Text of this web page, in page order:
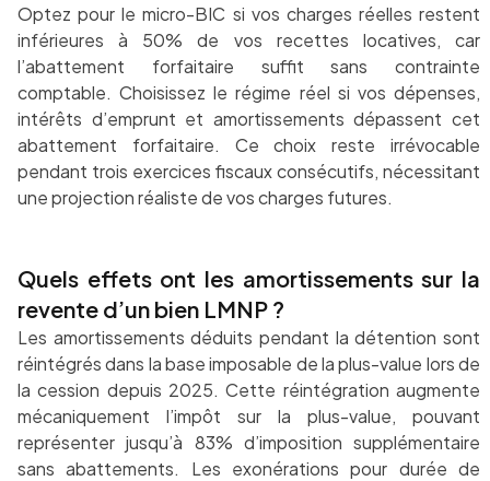
Optez pour le micro-BIC si vos charges réelles restent
inférieures à 50% de vos recettes locatives, car
l’abattement forfaitaire suffit sans contrainte
comptable. Choisissez le régime réel si vos dépenses,
intérêts d’emprunt et amortissements dépassent cet
abattement forfaitaire. Ce choix reste irrévocable
pendant trois exercices fiscaux consécutifs, nécessitant
une projection réaliste de vos charges futures.
Quels effets ont les amortissements sur la
revente d’un bien LMNP ?
Les amortissements déduits pendant la détention sont
réintégrés dans la base imposable de la plus-value lors de
la cession depuis 2025. Cette réintégration augmente
mécaniquement l’impôt sur la plus-value, pouvant
représenter jusqu’à 83% d’imposition supplémentaire
sans abattements. Les exonérations pour durée de